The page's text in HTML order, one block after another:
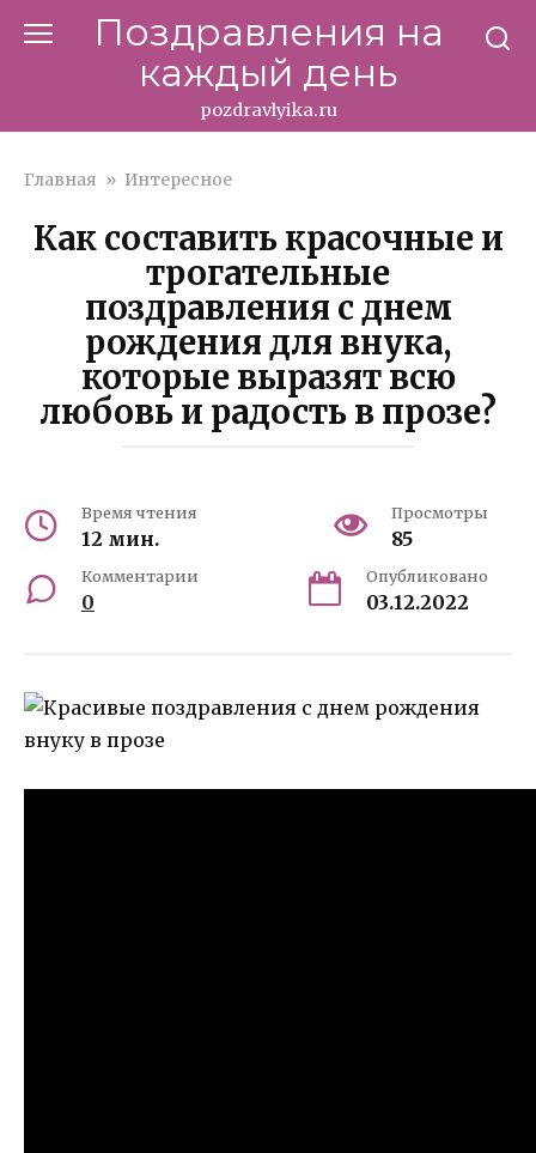
Поздравления на
каждый день
pozdravlyika.ru
Главная » Интересное
Как составить красочные и
трогательные
поздравления с днем
рождения для внука,
которые выразят всю
любовь и радость в прозе?
Время чтения
12 мин.
Просмотры
85
Комментарии
0
Опубликовано
03.12.2022